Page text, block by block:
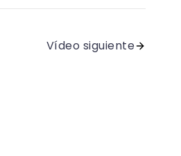
Vídeo siguiente